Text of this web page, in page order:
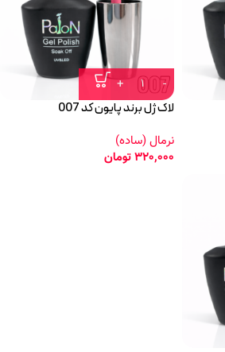
لاک ژل برند پایون کد 007
نرمال (ساده)
320,000تومان